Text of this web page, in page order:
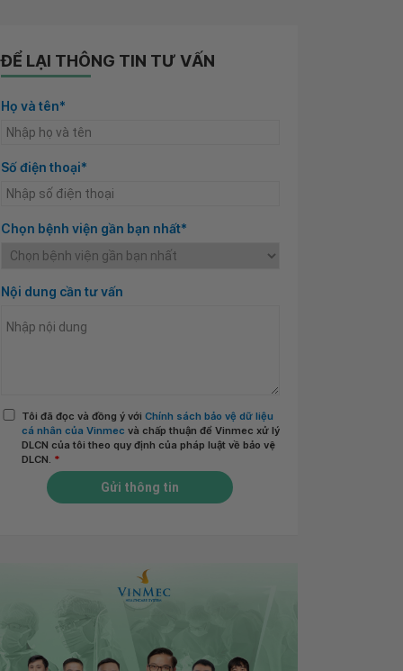
ĐỂ LẠI THÔNG TIN TƯ VẤN
Họ và tên*
Số điện thoại*
Chọn bệnh viện gần bạn nhất*
Nội dung cần tư vấn
Tôi đã đọc và đồng ý với Chính sách bảo vệ dữ liệu
cá nhân của Vinmec và chấp thuận để Vinmec xử lý
DLCN của tôi theo quy định của pháp luật về bảo vệ
DLCN. *
Gửi thông tin